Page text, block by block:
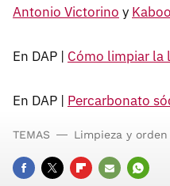
Antonio Victorino y
En DAP | Cómo limpiar la
En DAP | Percarbonato
TEMAS Limpieza y orden